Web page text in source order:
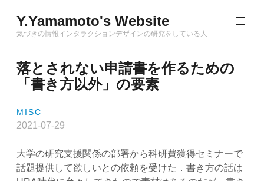
to
content
Y.Yamamoto's Website
気づきの情報インタラクションデザインの研究をしている人
落とされない申請書を作るための
「書き方以外」の要素
MISC
2021-07-29
大学の研究支援関係の部署から科研費獲得セミナーで
話題提供して欲しいとの依頼を受けた．書き方の話は